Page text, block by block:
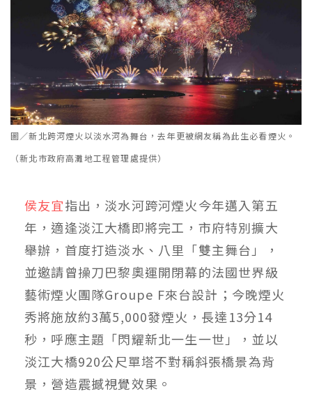
圖／新北跨河煙火以淡水河為舞台，去年更被網友稱為此生必看煙火。
（新北市政府高灘地工程管理處提供）
侯友宜指出，淡水河跨河煙火今年邁入第五
年，適逢淡江大橋即將完工，市府特別擴大
舉辦，首度打造淡水、八里「雙主舞台」，
並邀請曾操刀巴黎奧運開閉幕的法國世界級
藝術煙火團隊Groupe F來台設計；今晚煙火
秀將施放約3萬5,000發煙火，長達13分14
秒，呼應主題「閃耀新北一生一世」，並以
淡江大橋920公尺單塔不對稱斜張橋景為背
景，營造震撼視覺效果。